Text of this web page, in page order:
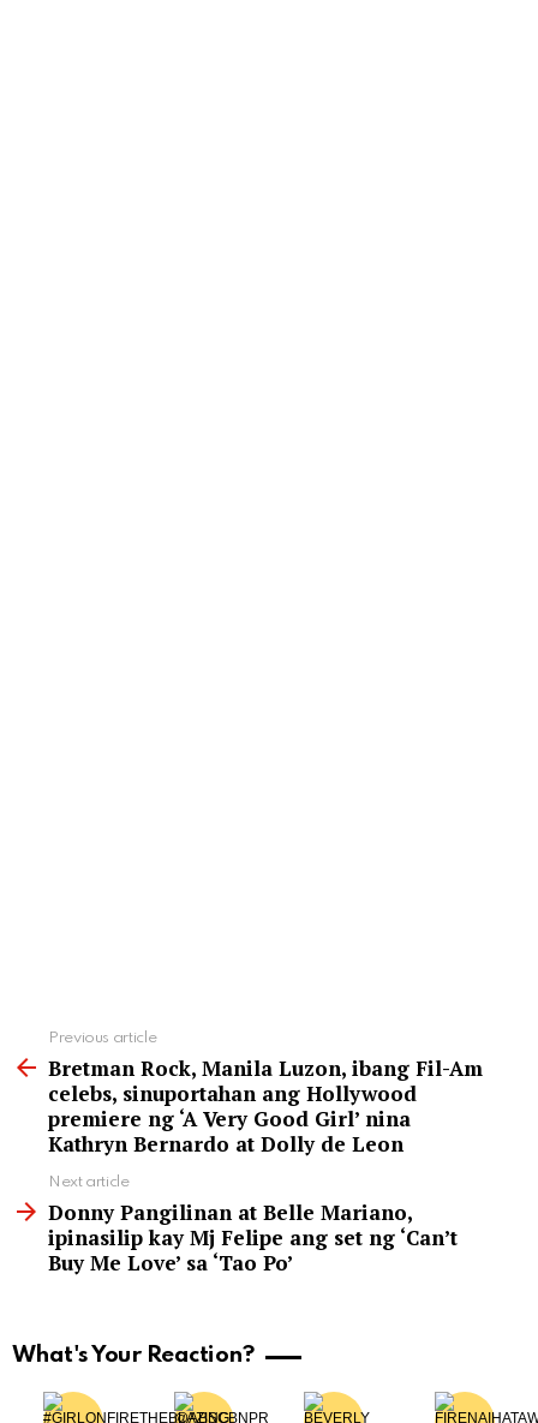
more
Previous article
Bretman Rock, Manila Luzon, ibang Fil-Am
celebs, sinuportahan ang Hollywood
premiere ng ‘A Very Good Girl’ nina
Kathryn Bernardo at Dolly de Leon
Next article
Donny Pangilinan at Belle Mariano,
ipinasilip kay Mj Felipe ang set ng ‘Can’t
Buy Me Love’ sa ‘Tao Po’
What's Your Reaction?